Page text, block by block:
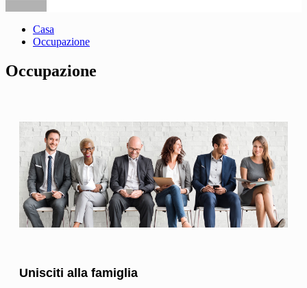
Casa
Occupazione
Occupazione
Unisciti alla famiglia